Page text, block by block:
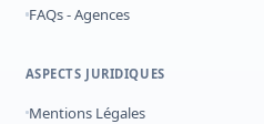
FAQs - Agences
ASPECTS JURIDIQUES
Mentions Légales